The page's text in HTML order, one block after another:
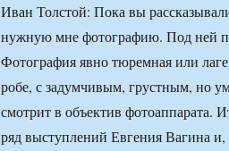
Иван Толстой: Пока вы
нужную мне фотографию. Под ней
Фотография явно тюремная или
робе, с задумчивым, грустным, но
смотрит в объектив фотоаппарата.
ряд выступлений Евгения Вагина